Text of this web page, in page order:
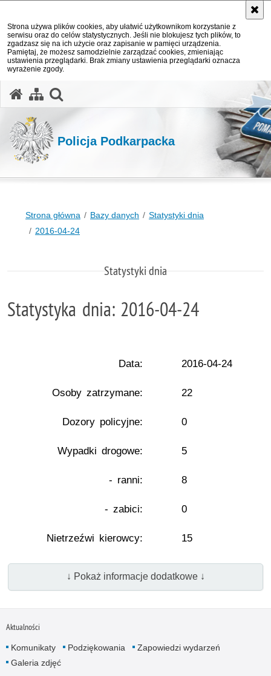
Strona używa plików cookies, aby ułatwić użytkownikom korzystanie z
serwisu oraz do celów statystycznych. Jeśli nie blokujesz tych plików, to
zgadzasz się na ich użycie oraz zapisanie w pamięci urządzenia.
Pamiętaj, że możesz samodzielnie zarządzać cookies, zmieniając
ustawienia przeglądarki. Brak zmiany ustawienia przeglądarki oznacza
wyrażenie zgody.
Policja Podkarpacka
Strona główna Bazy danych
Statystyki dnia
2016-04-24
Statystyki dnia
Statystyka dnia: 2016-04-24
Data: 2016-04-24
Osoby zatrzymane: 22
Dozory policyjne: 0
Wypadki drogowe: 5
- ranni: 8
- zabici: 0
Nietrzeźwi kierowcy: 15
↓ Pokaż informacje dodatkowe ↓
Aktualności
Komunikaty Podziękowania
Zapowiedzi wydarzeń
Galeria zdjęć